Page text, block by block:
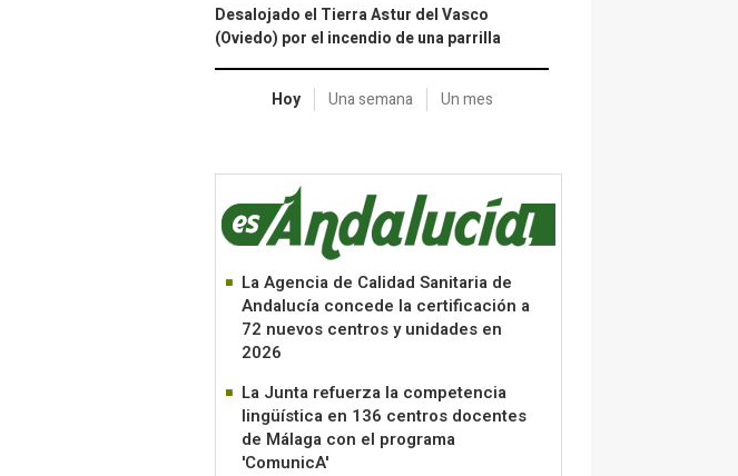
Desalojado el Tierra Astur del Vasco
(Oviedo) por el incendio de una parrilla
Hoy Una semana Un mes
La Agencia de Calidad Sanitaria de
Andalucía concede la certificación a
72 nuevos centros y unidades en
2026
La Junta refuerza la competencia
lingüística en 136 centros docentes
de Málaga con el programa
'ComunicA'